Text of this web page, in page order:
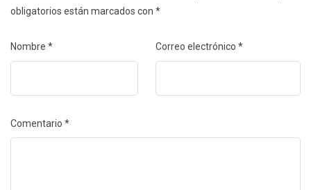
obligatorios están marcados con *
Nombre * Correo electrónico *
Comentario *